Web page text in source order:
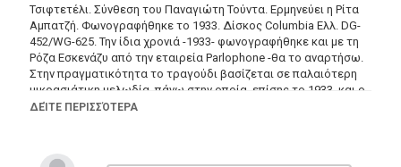
Τσιφτετέλι. Σύνθεση του Παναγιώτη Τούντα. Ερμηνεύει η Ρίτα
Αμπατζή. Φωνογραφήθηκε το 1933. Δίσκος Columbia Ελλ. DG-
452/WG-625. Την ίδια χρονιά -1933- φωνογραφήθηκε και με τη
Ρόζα Εσκενάζυ από την εταιρεία Parlophone -θα το αναρτήσω.
Στην πραγματικότητα το τραγούδι βασίζεται σε παλαιότερη
μικρασιάτικη μελωδία, πάνω στην οποία, επίσης το 1933, και ο
Αντώνης Νταλγκάς συνέθεσε το τραγούδι του “ΤΟ
rebetiko.sealabs.net
ΔΕΊΤΕ ΠΕΡΙΣΣΌΤΕΡΑ